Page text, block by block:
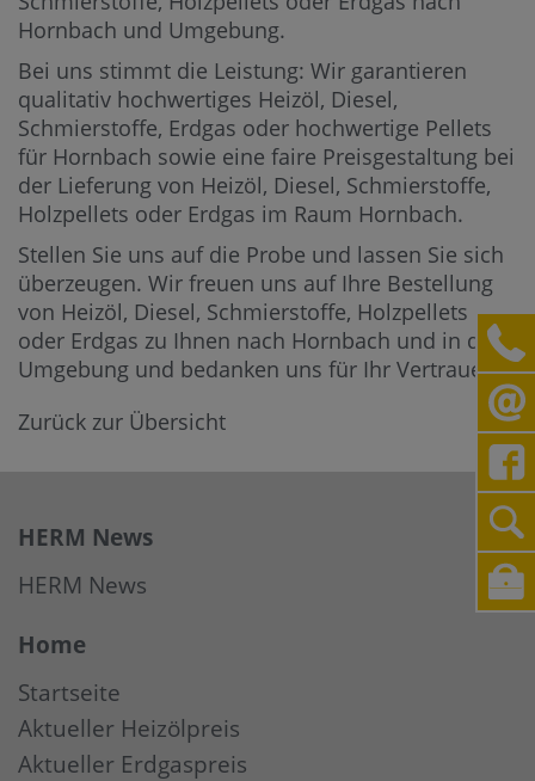
Hornbach und Umgebung.
Bei uns stimmt die Leistung: Wir garantieren
qualitativ hochwertiges Heizöl, Diesel,
Schmierstoffe, Erdgas oder hochwertige Pellets
für Hornbach sowie eine faire Preisgestaltung bei
der Lieferung von Heizöl, Diesel, Schmierstoffe,
Holzpellets oder Erdgas im Raum Hornbach.
Stellen Sie uns auf die Probe und lassen Sie sich
überzeugen. Wir freuen uns auf Ihre Bestellung
von Heizöl, Diesel, Schmierstoffe, Holzpellets
oder Erdgas zu Ihnen nach Hornbach und in die
Umgebung und bedanken uns für Ihr Vertrauen.
Zurück zur Übersicht
HERM News
HERM News
Home
Startseite
Aktueller Heizölpreis
Aktueller Erdgaspreis